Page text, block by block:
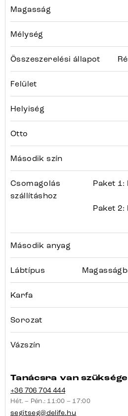
Magasság
Mélység
Összeszerelési állapot
Felület
Helyiség
Otto
Második szín
Csomagolás
szállításhoz
Paket 1:
Paket 2:
Második anyag
Lábtípus
Karfa
Sorozat
Vázszín
Tanácsra van
+36 706 704 444
Hét. – Pén.: 11:00 – 17:00
segitseg@delife.hu